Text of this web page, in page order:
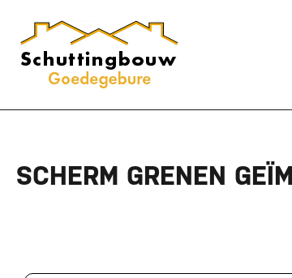
SCHERM GRENEN